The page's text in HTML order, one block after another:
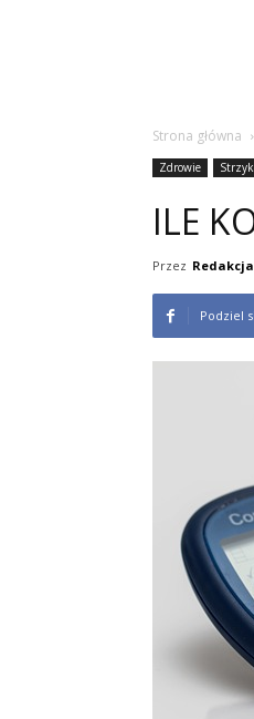
Strona główna
Zdrowie
ILE
Przez Redakcja
Podziel